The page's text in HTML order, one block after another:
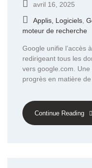
avril 16, 2025
Applis, Logiciels,
moteur de recherche
Google unifie l’accès
redirigeant tous les
vers google.com.
progrès en matière
Continue Reading